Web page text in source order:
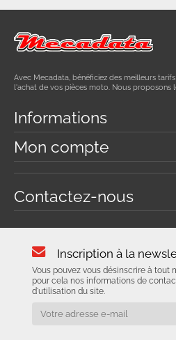
Avec Mecadata, bénéficiez des meilleurs
l'achat de vos pièces moto. Nous proposons
Informations
Mon compte
Contactez-nous
Inscription à la
Vous pouvez vous désinscrire à tout
pour cela nos informations de
d'utilisation du site.